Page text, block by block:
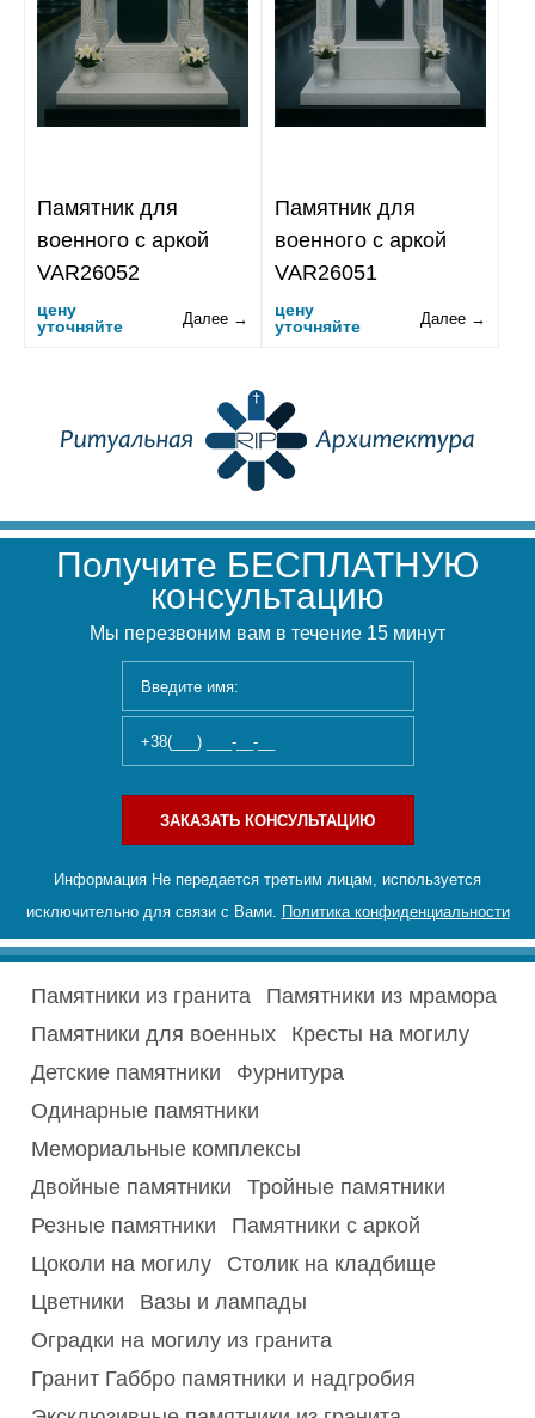
Памятник для
военного с аркой
VAR26052
цену
уточняйте
Далее →
Памятник для
военного с аркой
VAR26051
цену
уточняйте
Далее →
Получите БЕСПЛАТНУЮ
консультацию
Мы перезвоним вам в течение 15 минут
ЗАКАЗАТЬ КОНСУЛЬТАЦИЮ
Информация Не передается третьим лицам, используется
исключительно для связи с Вами. Политика конфиденциальности
Памятники из гранита
Памятники из мрамора
Памятники для военных
Кресты на могилу
Детские памятники
Фурнитура
Одинарные памятники
Мемориальные комплексы
Двойные памятники
Тройные памятники
Резные памятники
Памятники с аркой
Цоколи на могилу
Столик на кладбище
Цветники
Вазы и лампады
Оградки на могилу из гранита
Гранит Габбро памятники и надгробия